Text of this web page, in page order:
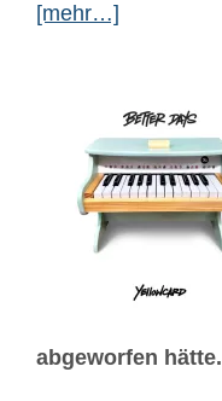
[mehr…]
abgeworfen hätte.